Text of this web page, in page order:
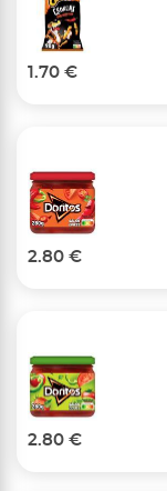
1.70 €
2.80 €
2.80 €